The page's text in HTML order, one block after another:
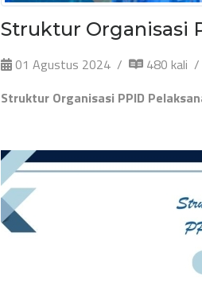
Struktur Organisasi
01 Agustus 2024
480 kali
Struktur Organisasi PPID